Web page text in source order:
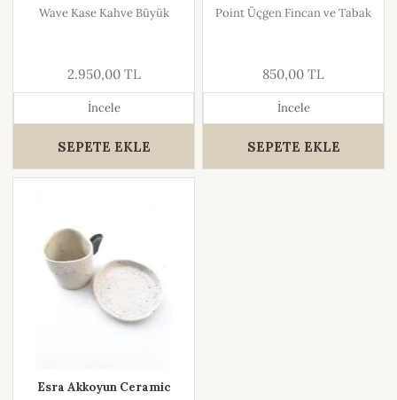
Wave Kase Kahve Büyük
2.950,00 TL
İncele
SEPETE EKLE
Point Üçgen Fincan ve Tabak
850,00 TL
İncele
SEPETE EKLE
Esra Akkoyun Ceramic